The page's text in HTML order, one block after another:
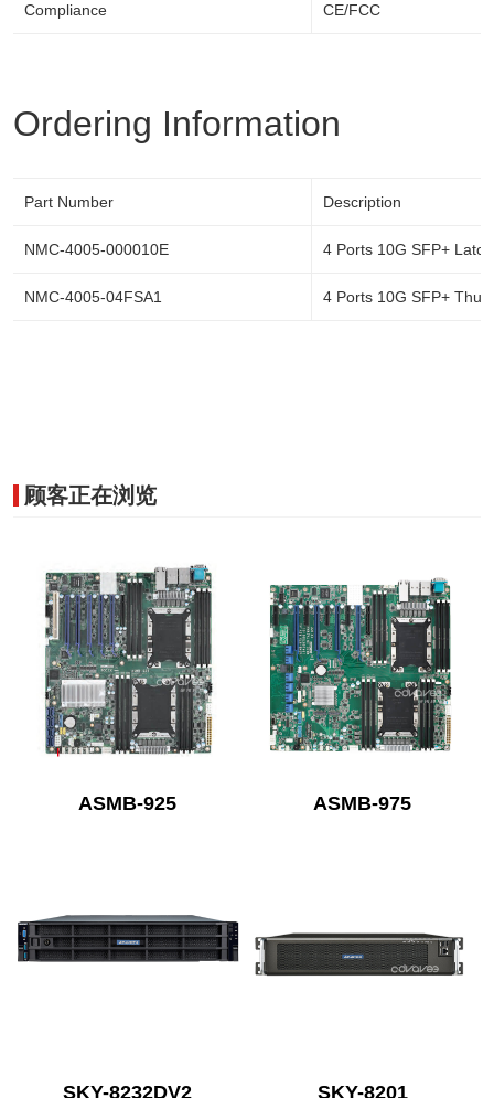
Compliance CE/FCC
Ordering Information
Part Number Description
NMC-4005-000010E 4 Ports 10G SFP+ Latch
NMC-4005-04FSA1 4 Ports 10G SFP+
顾客正在浏览
ASMB-925 ASMB-975
SKY-8232DV2 SKY-8201